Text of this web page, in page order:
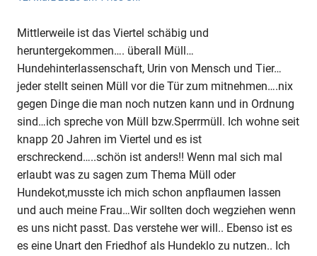
Mittlerweile ist das Viertel schäbig und
heruntergekommen…. überall Müll…
Hundehinterlassenschaft, Urin von Mensch und Tier…
jeder stellt seinen Müll vor die Tür zum mitnehmen….nix
gegen Dinge die man noch nutzen kann und in Ordnung
sind…ich spreche von Müll bzw.Sperrmüll. Ich wohne seit
knapp 20 Jahren im Viertel und es ist
erschreckend…..schön ist anders!! Wenn mal sich mal
erlaubt was zu sagen zum Thema Müll oder
Hundekot,musste ich mich schon anpflaumen lassen
und auch meine Frau…Wir sollten doch wegziehen wenn
es uns nicht passt. Das verstehe wer will.. Ebenso ist es
es eine Unart den Friedhof als Hundeklo zu nutzen.. Ich